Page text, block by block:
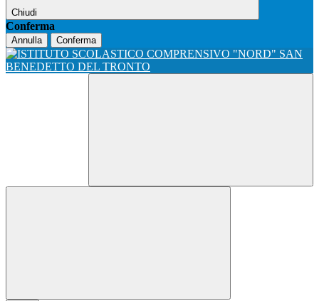
Chiudi
Conferma
Annulla Conferma